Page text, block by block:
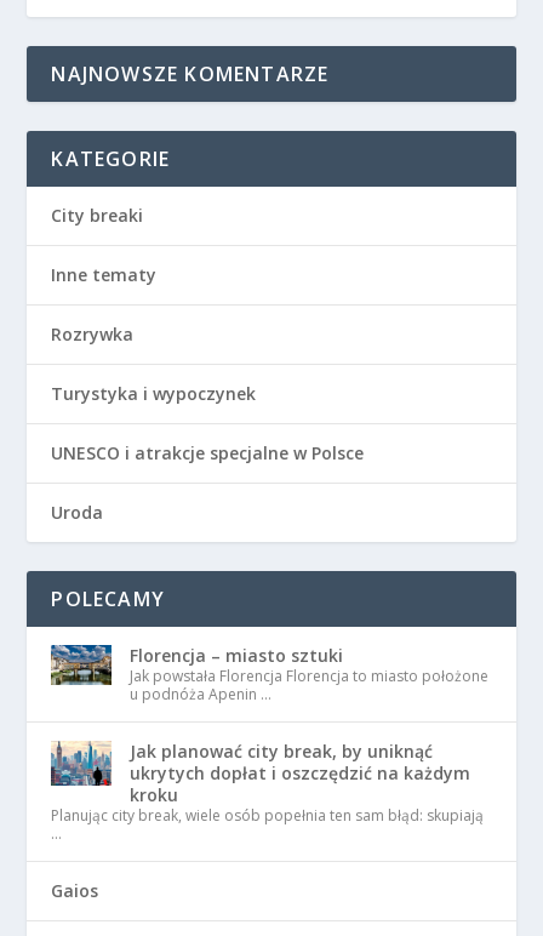
NAJNOWSZE KOMENTARZE
KATEGORIE
City breaki
Inne tematy
Rozrywka
Turystyka i wypoczynek
UNESCO i atrakcje specjalne w Polsce
Uroda
POLECAMY
Florencja – miasto sztuki
Jak powstała Florencja Florencja to miasto położone
u podnóża Apenin …
Jak planować city break, by uniknąć
ukrytych dopłat i oszczędzić na każdym
kroku
Planując city break, wiele osób popełnia ten sam błąd: skupiają
…
Gaios